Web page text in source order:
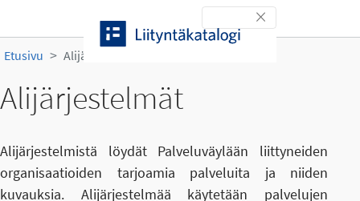
Toggle navigation
Etusivu Alijärjestelmät
Alijärjestelmät
Alijärjestelmistä löydät Palveluväylään liittyneiden
organisaatioiden tarjoamia palveluita ja niiden
kuvauksia. Alijärjestelmää käytetään palvelujen